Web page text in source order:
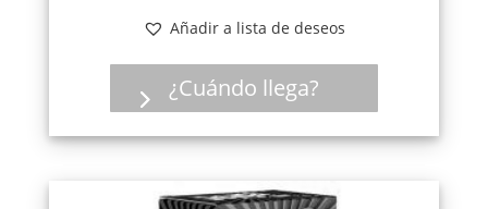
Añadir a lista de deseos
¿Cuándo llega?